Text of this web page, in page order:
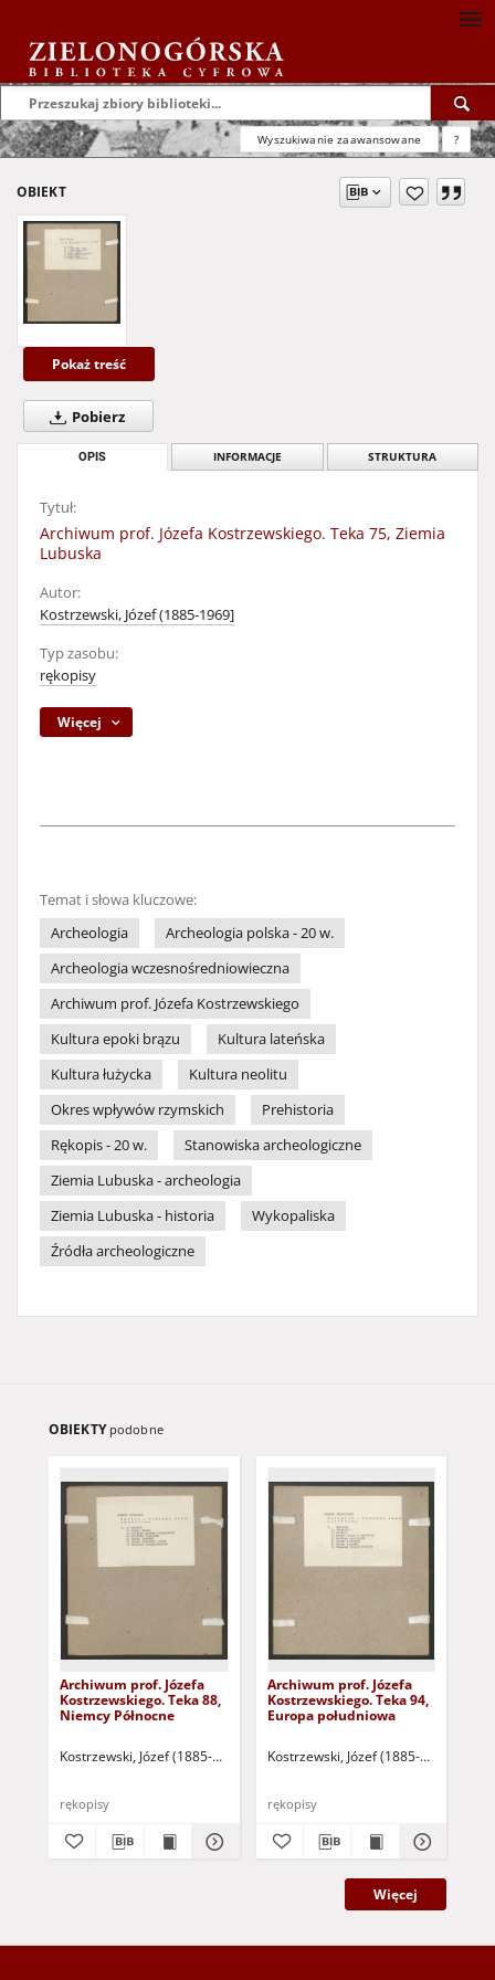
Wyszukiwanie zaawansowane ?
OBIEKT
Pokaż treść
Pobierz
OPIS INFORMACJE STRUKTURA
Tytuł:
Archiwum prof. Józefa Kostrzewskiego. Teka 75, Ziemia
Lubuska
Autor:
Kostrzewski, Józef (1885-1969]
Typ zasobu:
rękopisy
Więcej
Temat i słowa kluczowe:
Archeologia
Archeologia polska - 20 w.
Archeologia wczesnośredniowieczna
Archiwum prof. Józefa Kostrzewskiego
Kultura epoki brązu
Kultura lateńska
Kultura łużycka
Kultura neolitu
Okres wpływów rzymskich
Prehistoria
Rękopis - 20 w.
Stanowiska archeologiczne
Ziemia Lubuska - archeologia
Ziemia Lubuska - historia
Wykopaliska
Źródła archeologiczne
OBIEKTY podobne
Archiwum prof. Józefa
Kostrzewskiego. Teka 88,
Niemcy Północne
Kostrzewski, Józef (1885-1969]
rękopisy
Archiwum prof. Józefa
Kostrzewskiego. Teka 94,
Europa południowa
Kostrzewski, Józef (1885-1969]
rękopisy
Więcej